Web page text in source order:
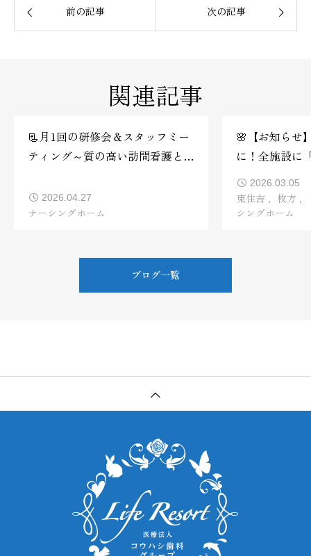
前の記事 次の記事
関連記事
📃月1回の研修会＆スタッフミー
ティング～質の高い訪問看護と職
2026.04.27
ナーシングホーム
🌸【お知らせ
に！全施設に
しました🛡️✨
2026.03.05
東住吉 枚方
シングホーム
ブログ一覧